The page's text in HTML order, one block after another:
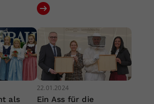
als
22.01.2024
Ein Ass für die